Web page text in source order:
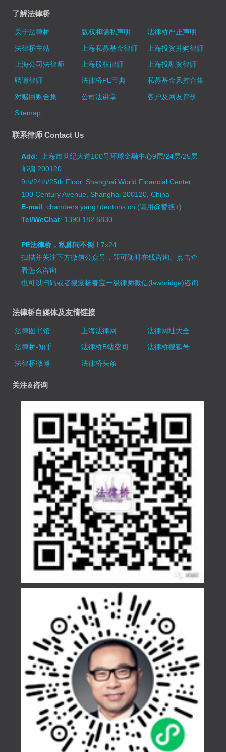
了解法律桥
关于法律桥 版权和隐私声明
法律桥严正声明
法律桥主站
上海私募基金律师
上海投资并购律师
上海公司法律师
上海股权律师
上海投融资律师
聘请律师
法律桥PE宝典
私募基金风控合集
对赌回购合集
公司法讲堂
客户及网友评价
Sitemap
联系律师 Contact Us
Add: 上海市世纪大道100号环球金融中心9层/24层/25层
邮编:200120
9th/24th/25th Floor, Shanghai World Financial Center,
100 Century Avenue, Shanghai 200120, China
E-mail: chambers.yang+dentons.cn (请用@替换+)
Tel/WeChat: 1390 182 6830
PE法律桥，私募问不倒！7x24
扫描并关注下方微信公众号，即可随时在线咨询。 点击查
看怎么咨询
也可以扫码或者搜索杨春宝一级律师微信(lawbridge)咨询
法律桥自媒体及友情链接
法律图书馆 上海法律网
法律网址大全
法律桥-知乎
法律桥B站空间
法律桥搜狐号
法律桥微博
法律桥头条
关注&咨询